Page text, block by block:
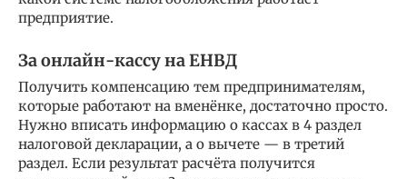
предприятие.
За онлайн-кассу на ЕНВД
Получить компенсацию тем предпринимателям,
которые работают на вменёнке, достаточно просто.
Нужно вписать информацию о кассах в 4 раздел
налоговой декларации, а о вычете — в третий
раздел. Если результат расчёта получится